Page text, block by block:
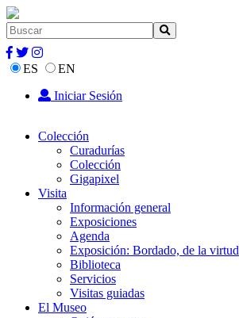
ES
EN
Iniciar Sesión
Colección
Curadurías
Colección
Gigapixel
Visita
Información general
Exposiciones
Agenda
Exposición: Bordado, de la virtud
Biblioteca
Servicios
Visitas guiadas
El Museo